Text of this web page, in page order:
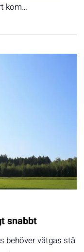
kom…
snabbt
behöver vätgas stå